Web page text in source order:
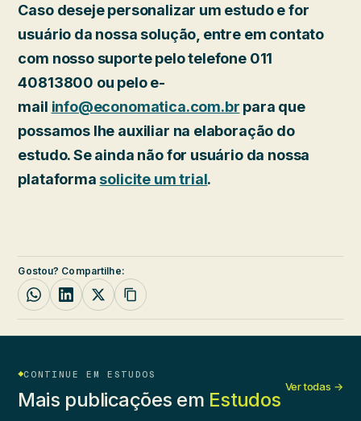
Caso deseje personalizar um estudo e for
usuário da nossa solução, entre em contato
com nosso suporte pelo telefone 011
40813800 ou pelo e-
mail info@economatica.com.br para que
possamos lhe auxiliar na elaboração do
estudo. Se ainda não for usuário da nossa
plataformasolicite um trial.
Gostou? Compartilhe:
CONTINUE EM ESTUDOS
Mais publicações em Estudos
Ver todas →